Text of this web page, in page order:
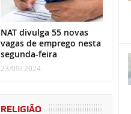
NAT divulga 55 novas
vagas de emprego nesta
segunda-feira
23/09/ 2024
RELIGIÃO